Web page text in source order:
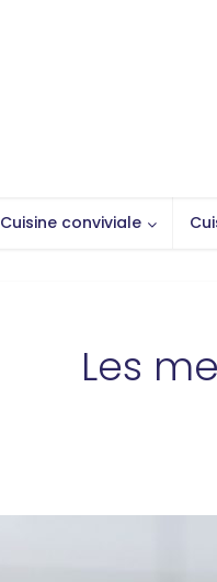
Cuisine conviviale
Les